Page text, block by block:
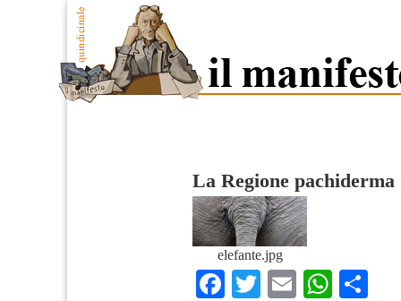
La Regione pachiderma
elefante.jpg
Facebook
TwitterEmail